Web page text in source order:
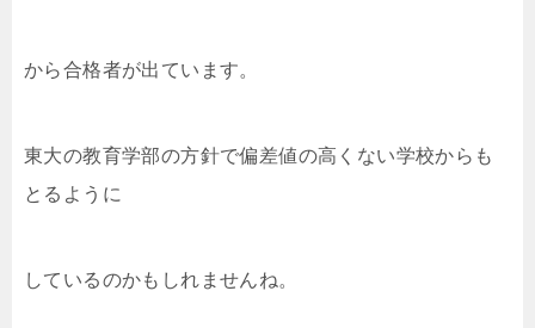
から合格者が出ています。
東大の教育学部の方針で偏差値の高くない学校からも
とるように
しているのかもしれませんね。